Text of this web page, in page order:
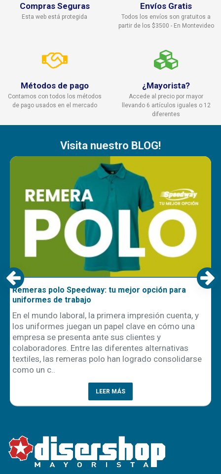
Compras Seguras
Esta web está protegida
Envíos Gratis
Todos los envíos son gratuitos a
partir de los $3500 - En Montevideo
Métodos de pago
Contamos con todos los métodos
de pago usados en el mercado
¿Mayorista?
Accede al precio por mayor
llevando 6 artículos iguales o 12
diferentes
Visita nuestro BLOG!
Remeras polo Speedway: tu mejor opción para
uniformes de trabajo
En el mundo laboral, la primera impresión cuenta, y
los uniformes juegan un papel clave en cómo una
empresa se presenta ante sus clientes y
colaboradores. Entre las diferentes alternativas
textiles, las remeras polo han logrado consolidarse
como un c..
LEER MÁS